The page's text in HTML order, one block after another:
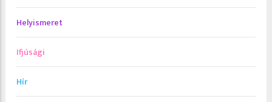
Helyismeret
Ifjúsági
Hír